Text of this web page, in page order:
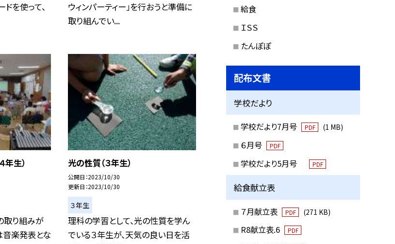
を使って、
ウィンパーティー」を行おうと準備に
取り組んでい...
年生）
取り組みが
音楽発表とな
光の性質（３年生）
公開日 2023/10/30
更新日 2023/10/30
３年生
理科の学習として、光の性質を学ん
でいる３年生が、天気の良い日を活
給食
ＩＳＳ
たんぽぽ
配布文書
学校だより
学校だより7月号 PDF (1 MB)
６月号 PDF
学校だより5月号 PDF
給食献立表
７月献立表 PDF (271 KB)
R8献立表.6 PDF